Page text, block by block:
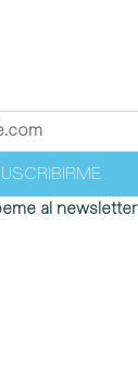
al newsletter